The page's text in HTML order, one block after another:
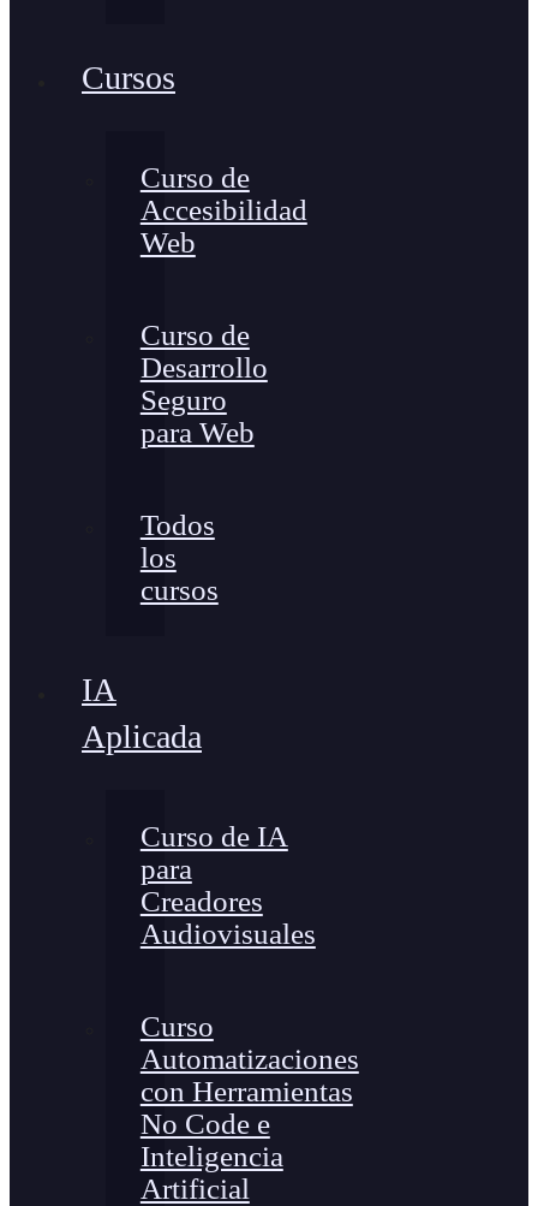
Cursos
Curso de
Accesibilidad
Web
Curso de
Desarrollo
Seguro
para Web
Todos
los
cursos
IA
Aplicada
Curso de IA
para
Creadores
Audiovisuales
Curso
Automatizaciones
con Herramientas
No Code e
Inteligencia
Artificial